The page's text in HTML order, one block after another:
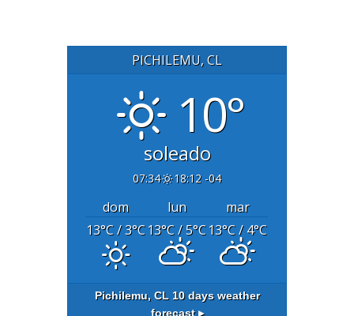
PICHILEMU, CL
10°
soleado
07:34 18:12 -04
dom lun
mar
13°C/ 3°C13°C/ 5°C13°C/ 4°C
Pichilemu, CL 10 days weather
forecast ▸